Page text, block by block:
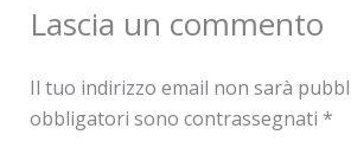
Lascia un commento
Il tuo indirizzo email non sarà
obbligatori sono contrassegnati *